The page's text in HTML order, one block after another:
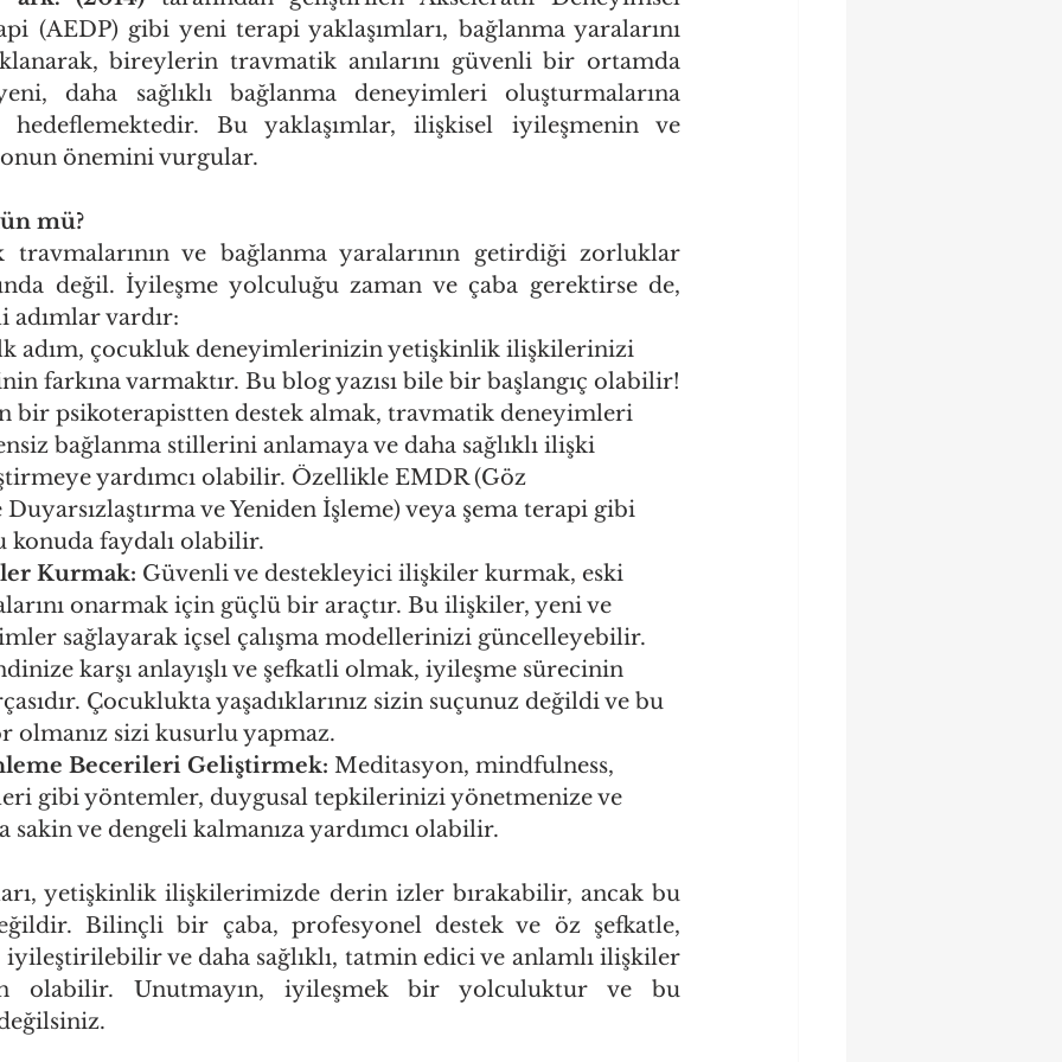
(AEDP) gibi yeni terapi yaklaşımları, bağlanma yaralarını
bireylerin travmatik anılarını güvenli bir ortamda
daha sağlıklı bağlanma deneyimleri oluşturmalarına
hedeflemektedir. Bu yaklaşımlar, ilişkisel iyileşmenin ve
önemini vurgular.
mü?
travmalarının ve bağlanma yaralarının getirdiği zorluklar
değil. İyileşme yolculuğu zaman ve çaba gerektirse de,
adımlar vardır:
adım, çocukluk deneyimlerinizin yetişkinlik ilişkilerinizi
farkına varmaktır. Bu blog yazısı bile bir başlangıç olabilir!
bir psikoterapistten destek almak, travmatik deneyimleri
bağlanma stillerini anlamaya ve daha sağlıklı ilişki
yardımcı olabilir. Özellikle EMDR (Göz
ve Yeniden İşleme) veya şema terapi gibi
konuda faydalı olabilir.
Kurmak: Güvenli ve destekleyici ilişkiler kurmak, eski
onarmak için güçlü bir araçtır. Bu ilişkiler, yeni ve
sağlayarak içsel çalışma modellerinizi güncelleyebilir.
karşı anlayışlı ve şefkatli olmak, iyileşme sürecinin
Çocuklukta yaşadıklarınız sizin suçunuz değildi ve bu
olmanız sizi kusurlu yapmaz.
Becerileri Geliştirmek: Meditasyon, mindfulness,
gibi yöntemler, duygusal tepkilerinizi yönetmenize ve
sakin ve dengeli kalmanıza yardımcı olabilir.
yetişkinlik ilişkilerimizde derin izler bırakabilir, ancak bu
Bilinçli bir çaba, profesyonel destek ve öz şefkatle,
iyileştirilebilir ve daha sağlıklı, tatmin edici ve anlamlı ilişkiler
olabilir. Unutmayın, iyileşmek bir yolculuktur ve bu